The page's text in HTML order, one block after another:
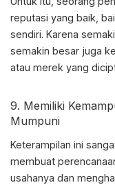
reputasi yang baik,
sendiri. Karena
semakin besar juga
atau merek yang
9. Memiliki
Mumpuni
Keterampilan ini
membuat
usahanya dan